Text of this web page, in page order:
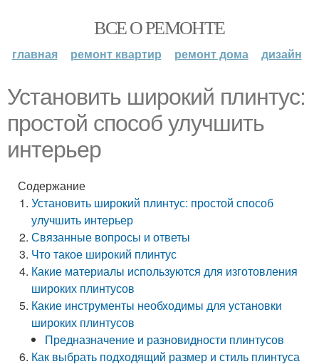
ВСЕ О РЕМОНТЕ
главная ремонт квартир ремонт дома дизайн
Установить широкий плинтус:
простой способ улучшить
интерьер
Содержание
Установить широкий плинтус: простой способ
улучшить интерьер
Связанные вопросы и ответы
Что такое широкий плинтус
Какие материалы используются для изготовления
широких плинтусов
Какие инструменты необходимы для установки
широких плинтусов
Предназначение и разновидности плинтусов
Как выбрать подходящий размер и стиль плинтуса